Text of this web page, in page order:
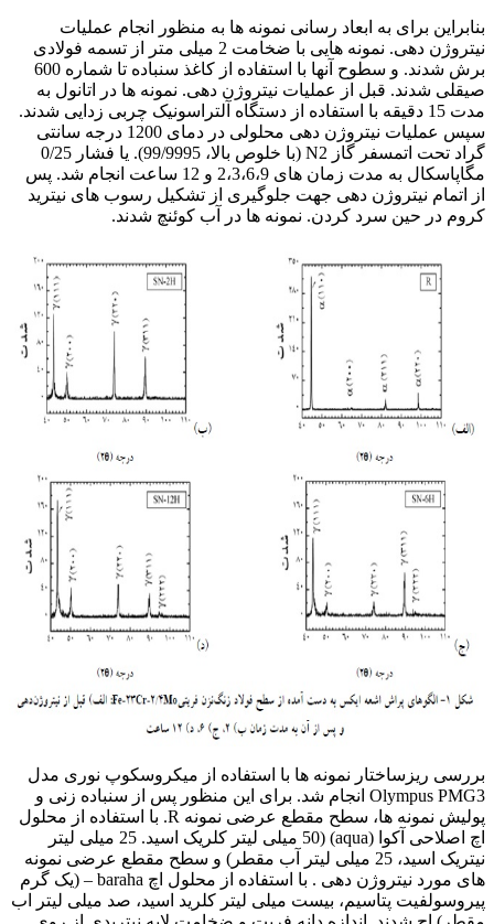
بنابراین برای به ابعاد رسانی نمونه ها به منظور انجام عملیات
نیتروژن دهی. نمونه هایی با ضخامت 2 میلی متر از تسمه فولادی
برش شدند. و سطوح آنها با استفاده از کاغذ سنباده تا شماره 600
صیقلی شدند. قبل از عملیات نیتروژن دهی. نمونه ها در اتانول به
مدت 15 دقیقه با استفاده از دستگاه آلتراسونیک چربی زدایی شدند.
سپس عملیات نیتروژن دهی محلولی در دمای 1200 درجه سانتی
گراد تحت اتمسفر گاز N2 (با خلوص بالا، 99/9995). یا فشار 0/25
مگاپاسکال به مدت زمان های 2،3،6،9 و 12 ساعت انجام شد. پس
از اتمام نیتروژن دهی جهت جلوگیری از تشکیل رسوب های نیترید
کروم در حین سرد کردن. نمونه ها در آب کوئنچ شدند.
بررسی ریزساختار نمونه ها با استفاده از میکروسکوپ نوری مدل
Olympus PMG3 انجام شد. برای این منظور پس از سنباده زنی و
پولیش نمونه ها، سطح مقطع عرضی نمونه R. با استفاده از محلول
اچ اصلاحی آکوا (aqua) (50 میلی لیتر کلریک اسید. 25 میلی لیتر
نیتریک اسید، 25 میلی لیتر آب مقطر) و سطح مقطع عرضی نمونه
های مورد نیتروژن دهی . با استفاده از محلول اچ baraha – (یک گرم
پیروسولفیت پتاسیم، بیست میلی لیتر کلرید اسید، صد میلی لیتر اب